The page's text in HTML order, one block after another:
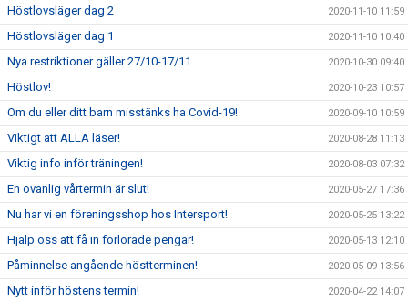
Höstlovsläger dag 2 2020-11-10 11:59
Höstlovsläger dag 1 2020-11-10 10:40
Nya restriktioner gäller 27/10-17/11 2020-10-30 09:40
Höstlov! 2020-10-23 10:57
Om du eller ditt barn misstänks ha Covid-19! 2020-09-10 10:59
Viktigt att ALLA läser! 2020-08-28 11:13
Viktig info inför träningen! 2020-08-03 07:32
En ovanlig vårtermin är slut! 2020-05-27 17:36
Nu har vi en föreningsshop hos Intersport! 2020-05-25 13:22
Hjälp oss att få in förlorade pengar! 2020-05-13 12:10
Påminnelse angående höstterminen! 2020-05-09 13:56
Nytt inför höstens termin! 2020-04-22 14:07